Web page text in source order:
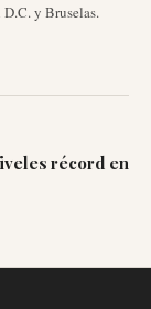
y Bruselas.
récord en